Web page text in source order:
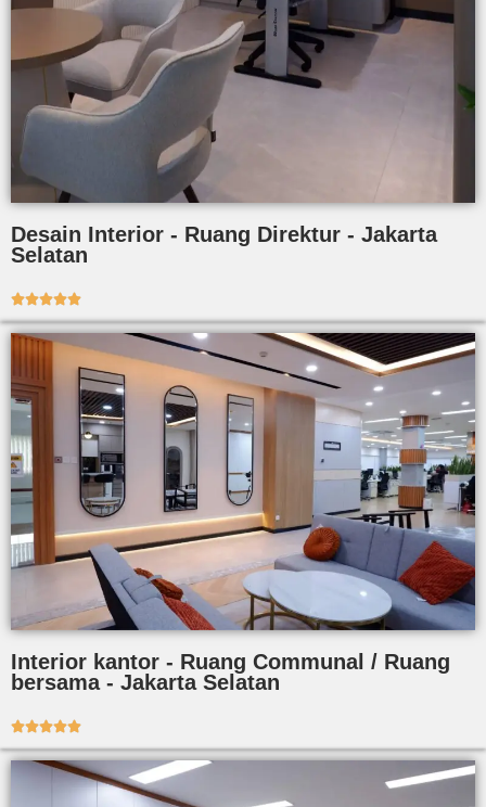
Desain Interior - Ruang Direktur - Jakarta
Selatan

Interior kantor - Ruang Communal / Ruang
bersama - Jakarta Selatan
